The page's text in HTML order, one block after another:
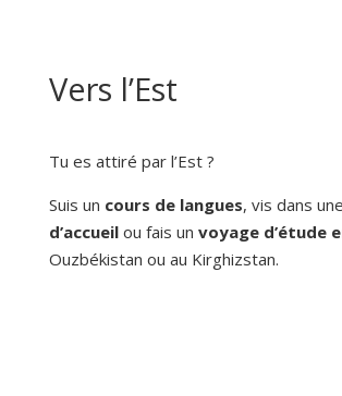
Vers l’Est
Tu es attiré par l’Est ?
Suis un cours de langues, vis dans une
d’accueil ou fais un voyage d’étude
Ouzbékistan ou au Kirghizstan.